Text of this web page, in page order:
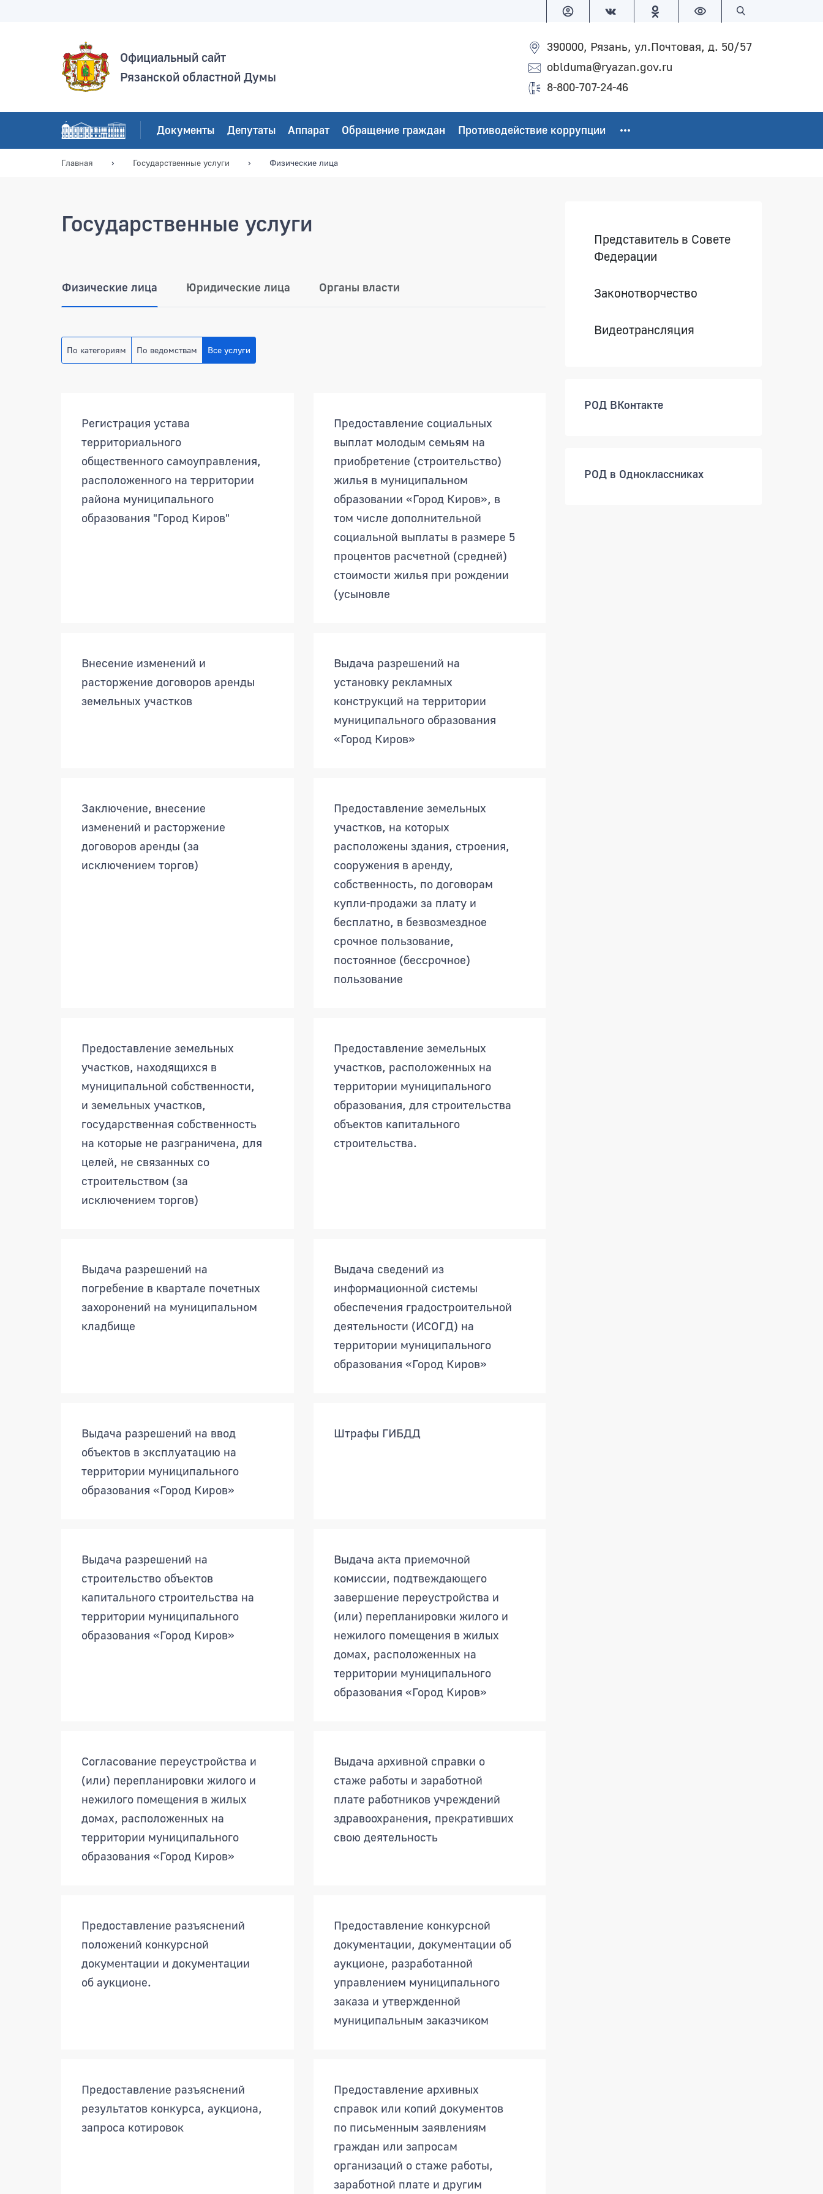
Версия для слабовидящих
Официальный сайт
Рязанской областной Думы
390000, Рязань, ул.Почтовая, д. 50/57
oblduma@ryazan.gov.ru
8-800-707-24-46
Документы Депутаты Аппарат Обращение граждан Противодействие коррупции
Главная Государственные услуги Физические лица
Государственные услуги
Физические лица Юридические лица Органы власти
По категориям По ведомствам Все услуги
Регистрация устава
территориального
общественного самоуправления,
расположенного на территории
района муниципального
образования "Город Киров"
Предоставление социальных
выплат молодым семьям на
приобретение (строительство)
жилья в муниципальном
образовании «Город Киров», в
том числе дополнительной
социальной выплаты в размере 5
процентов расчетной (средней)
стоимости жилья при рождении
(усыновле
Внесение изменений и
расторжение договоров аренды
земельных участков
Выдача разрешений на
установку рекламных
конструкций на территории
муниципального образования
«Город Киров»
Заключение, внесение
изменений и расторжение
договоров аренды (за
исключением торгов)
Предоставление земельных
участков, на которых
расположены здания, строения,
сооружения в аренду,
собственность, по договорам
купли-продажи за плату и
бесплатно, в безвозмездное
срочное пользование,
постоянное (бессрочное)
пользование
Предоставление земельных
участков, находящихся в
муниципальной собственности,
и земельных участков,
государственная собственность
на которые не разграничена, для
целей, не связанных со
строительством (за
исключением торгов)
Предоставление земельных
участков, расположенных на
территории муниципального
образования, для строительства
объектов капитального
строительства.
Выдача разрешений на
погребение в квартале почетных
захоронений на муниципальном
кладбище
Выдача сведений из
информационной системы
обеспечения градостроительной
деятельности (ИСОГД) на
территории муниципального
образования «Город Киров»
Выдача разрешений на ввод
объектов в эксплуатацию на
территории муниципального
образования «Город Киров»
Штрафы ГИБДД
Выдача разрешений на
строительство объектов
капитального строительства на
территории муниципального
образования «Город Киров»
Выдача акта приемочной
комиссии, подтвеждающего
завершение переустройства и
(или) перепланировки жилого и
нежилого помещения в жилых
домах, расположенных на
территории муниципального
образования «Город Киров»
Согласование переустройства и
(или) перепланировки жилого и
нежилого помещения в жилых
домах, расположенных на
территории муниципального
образования «Город Киров»
Выдача архивной справки о
стаже работы и заработной
плате работников учреждений
здравоохранения, прекративших
свою деятельность
Предоставление разъяснений
положений конкурсной
документации и документации
об аукционе.
Предоставление конкурсной
документации, документации об
аукционе, разработанной
управлением муниципального
заказа и утвержденной
муниципальным заказчиком
Предоставление разъяснений
результатов конкурса, аукциона,
запроса котировок
Предоставление архивных
справок или копий документов
по письменным заявлениям
граждан или запросам
организаций о стаже работы,
заработной плате и другим
Представитель в Совете
Федерации
Законотворчество
Видеотрансляция
РОД ВКонтакте
РОД в Одноклассниках